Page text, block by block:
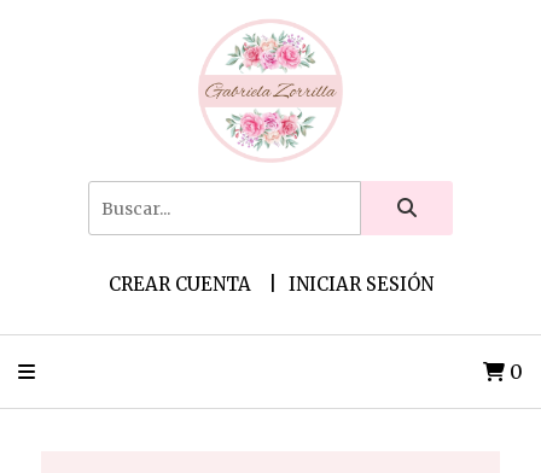
CREAR CUENTA INICIAR SESIÓN
0